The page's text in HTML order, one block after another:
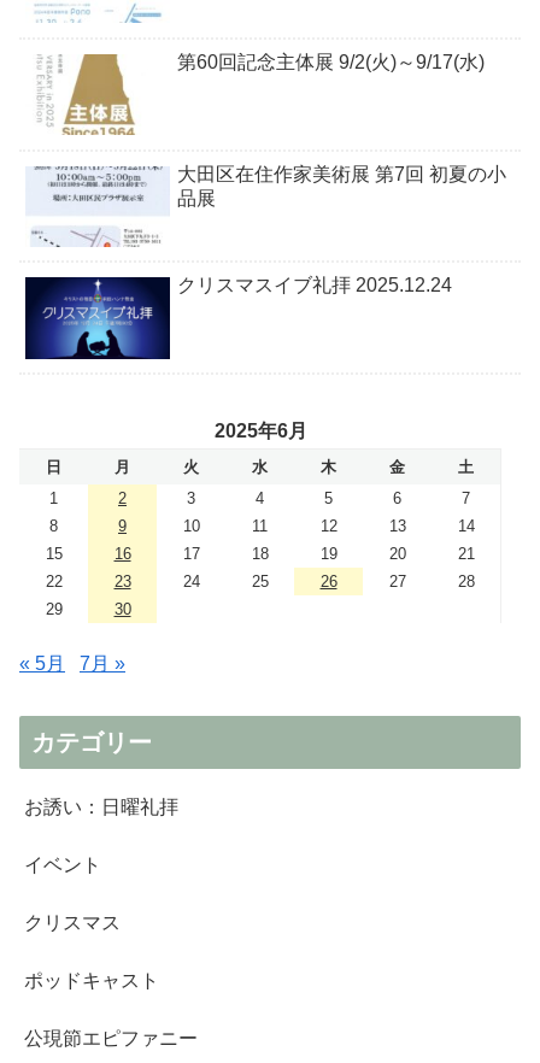
第60回記念主体展 9/2(火)～9/17(水)
大田区在住作家美術展 第7回 初夏の小
品展
クリスマスイブ礼拝 2025.12.24
2025年6月
日 月 火 水 木 金
土
1
2 3 4 5 6
7
8
9 10 11 12 13
14
15
16 17 18 19 20
21
22
23 24 25 26 27
28
29
30
« 5月 7月 »
カテゴリー
お誘い：日曜礼拝
イベント
クリスマス
ポッドキャスト
公現節エピファニー